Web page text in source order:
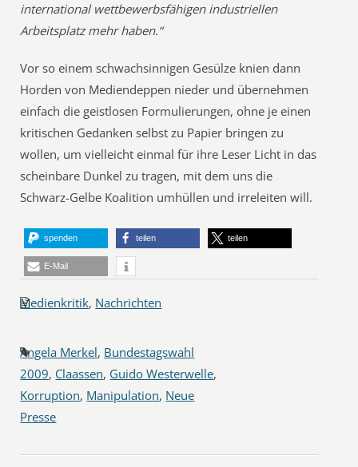
international wettbewerbsfähigen industriellen
Arbeitsplatz mehr haben.“
Vor so einem schwachsinnigen Gesülze knien dann
Horden von Mediendeppen nieder und übernehmen
einfach die geistlosen Formulierungen, ohne je einen
kritischen Gedanken selbst zu Papier bringen zu
wollen, um vielleicht einmal für ihre Leser Licht in das
scheinbare Dunkel zu tragen, mit dem uns die
Schwarz-Gelbe Koalition umhüllen und irreleiten will.
spenden teilen teilen
E-Mail
Medienkritik, Nachrichten
Angela Merkel, Bundestagswahl
2009, Claassen, Guido Westerwelle,
Korruption, Manipulation, Neue
Presse